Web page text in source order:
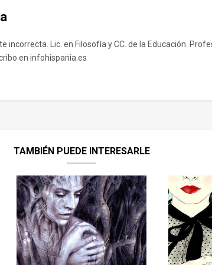
incorrecta. Lic. en Filosofía y CC. de la Educación.
en infohispania.es
TAMBIÉN PUEDE INTERESARLE